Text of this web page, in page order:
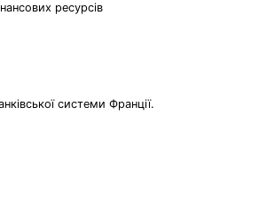
ресурсів
системи Франції.